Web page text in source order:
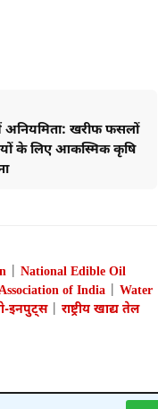
अनियमिता: खरीफ फसलों
के लिए आकस्मिक कृषि
National Edible Oil
of India
Water
इनपुट्स| राष्ट्रीय खाद्य तेल